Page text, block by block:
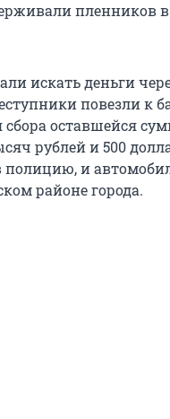
пленников в
искать деньги
повезли к
оставшейся
рублей и 500
полицию, и
районе города.